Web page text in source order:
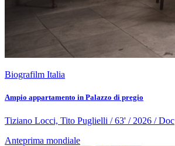
Biografilm Italia
Ampio appartamento in Palazzo di pregio
Tiziano Locci, Tito Puglielli / 63' / 2026 / Doc
Anteprima mondiale